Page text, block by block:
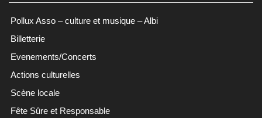
Pollux Asso – culture et musique – Albi
Billetterie
Evenements/Concerts
Actions culturelles
Scène locale
Fête Sûre et Responsable